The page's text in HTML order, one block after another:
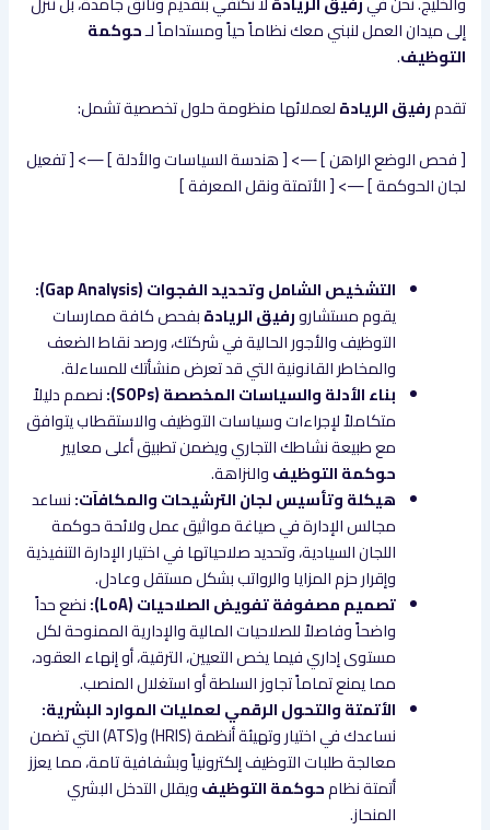
إلى ميدان العمل لنبني معك نظاماً حياً ومستداماً لـحوكمة
التوظيف.
تقدمرفيق الريادةلعملائها منظومة حلول تخصصية تشمل:
[ فحص الوضع الراهن ] —> [ هندسة السياسات والأدلة ] —> [ تفعيل
لجان الحوكمة ] —> [ الأتمتة ونقل المعرفة ]
التشخيص الشامل وتحديد الفجوات (Gap Analysis):
يقوم مستشارورفيق الريادةبفحص كافة ممارسات
التوظيف والأجور الحالية في شركتك، ورصد نقاط الضعف
والمخاطر القانونية التي قد تعرض منشأتك للمساءلة.
بناء الأدلة والسياسات المخصصة (SOPs):
نصمم دليلاً
متكاملاً لإجراءات وسياسات التوظيف والاستقطاب يتوافق
مع طبيعة نشاطك التجاري ويضمن تطبيق أعلى معايير
حوكمة التوظيفوالنزاهة.
هيكلة وتأسيس لجان الترشيحات والمكافآت:نساعد
مجالس الإدارة في صياغة مواثيق عمل ولائحة حوكمة
اللجان السيادية، وتحديد صلاحياتها في اختيار الإدارة التنفيذية
وإقرار حزم المزايا والرواتب بشكل مستقل وعادل.
تصميم مصفوفة تفويض الصلاحيات (LoA):
نضع حداً
واضحاً وفاصلاً للصلاحيات المالية والإدارية الممنوحة لكل
مستوى إداري فيما يخص التعيين، الترقية، أو إنهاء العقود،
مما يمنع تماماً تجاوز السلطة أو استغلال المنصب.
الأتمتة والتحول الرقمي لعمليات الموارد البشرية:
نساعدك في اختيار وتهيئة أنظمة (HRIS) و(ATS) التي تضمن
معالجة طلبات التوظيف إلكترونياً وبشفافية تامة، مما يعزز
أتمتة نظامحوكمة التوظيفويقلل التدخل البشري
المنحاز.